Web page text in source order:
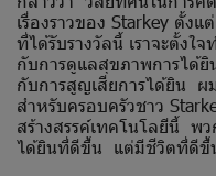
เรื่องราวของ Starkey ตั้งแ
ที่ได้รับรางวัลนี้ เราจะตั้งใ
กับการดูแลสุขภาพการได้
กับการสูญเสียการได้ยิน
สำหรับครอบครัวชาว
สร้างสรรค์เทคโนโลยีนี้ พ
ได้ยินที่ดีขึ้น แต่มีชีวิตที่ดีขึ้